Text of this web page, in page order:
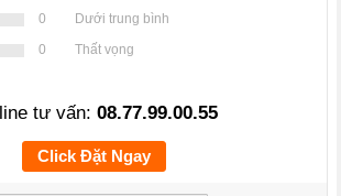
0
Dưới trung bình
0 Thất vọng
tư vấn: 08.77.99.00.55
Click Đặt Ngay